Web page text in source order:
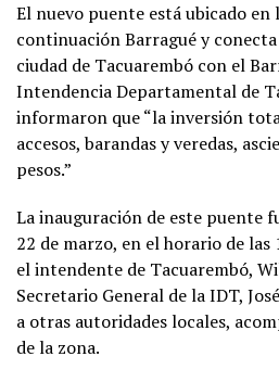
El nuevo puente está ubicado en
continuación Barragué y
ciudad de Tacuarembó con el
Intendencia Departamental de
informaron que “la inversión
accesos, barandas y veredas,
pesos.”
La inauguración de este puente
22 de marzo, en el horario de
el intendente de Tacuarembó,
Secretario General de la IDT,
a otras autoridades locales,
de la zona.